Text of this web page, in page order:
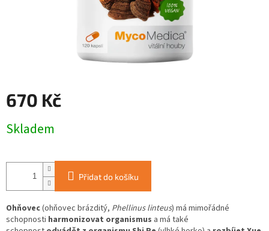
670 Kč
cena:
Skladem
Přidat do košíku
Ohňovec(ohňovec brázditý, Phellinus linteus) má mimořádné
schopnosti harmonizovat organismus a má také